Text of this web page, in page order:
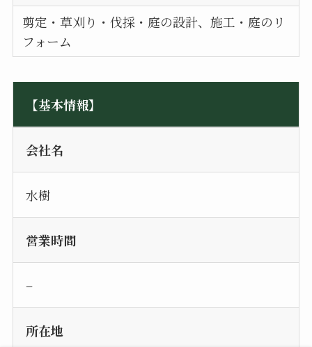
剪定・草刈り・伐採・庭の設計、施工・庭のリ
フォーム
【基本情報】
会社名
水樹
営業時間
–
所在地